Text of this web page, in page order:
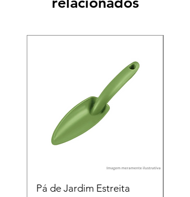
Pá de Jardim Estreita